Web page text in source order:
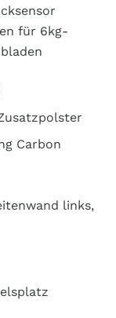
für 6kg-
Carbon
links,